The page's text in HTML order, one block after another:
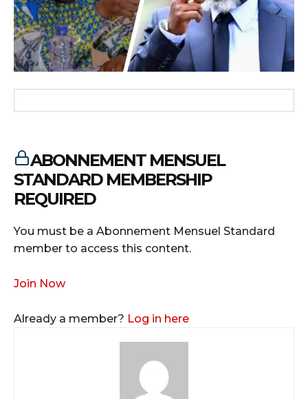
ABONNEMENT MENSUEL
STANDARD MEMBERSHIP
REQUIRED
You must be a Abonnement Mensuel Standard
member to access this content.
Join Now
Already a member? Log in here